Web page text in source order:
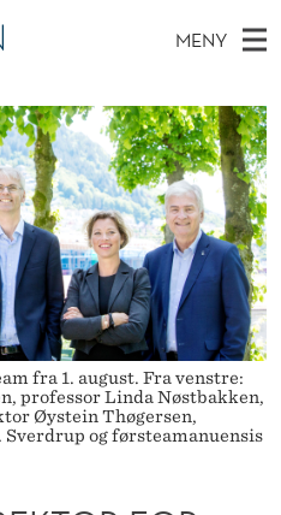
MENY
fra 1. august. Fra venstre:
professor Linda Nøstbakken,
Øystein Thøgersen,
og førsteamanuensis